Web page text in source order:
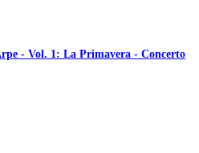
- Vol. 1: La Primavera - Concerto